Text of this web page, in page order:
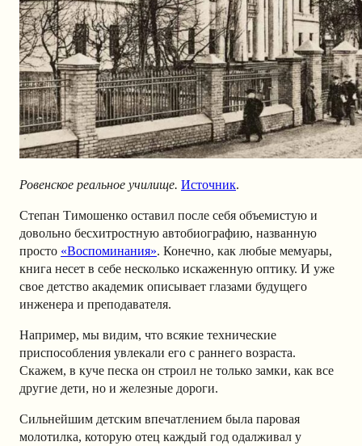
Ровенское реальное училище. Источник.
Степан Тимошенко оставил после себя объемистую и
довольно бесхитростную автобиографию, названную
просто «Воспоминания». Конечно, как любые мемуары,
книга несет в себе несколько искаженную оптику. И уже
свое детство академик описывает глазами будущего
инженера и преподавателя.
Например, мы видим, что всякие технические
приспособления увлекали его с раннего возраста.
Скажем, в куче песка он строил не только замки, как все
другие дети, но и железные дороги.
Сильнейшим детским впечатлением была паровая
молотилка, которую отец каждый год одалживал у